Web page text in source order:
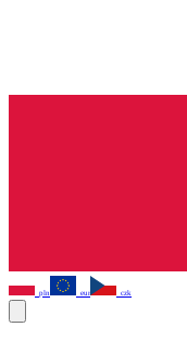
pln eur czk